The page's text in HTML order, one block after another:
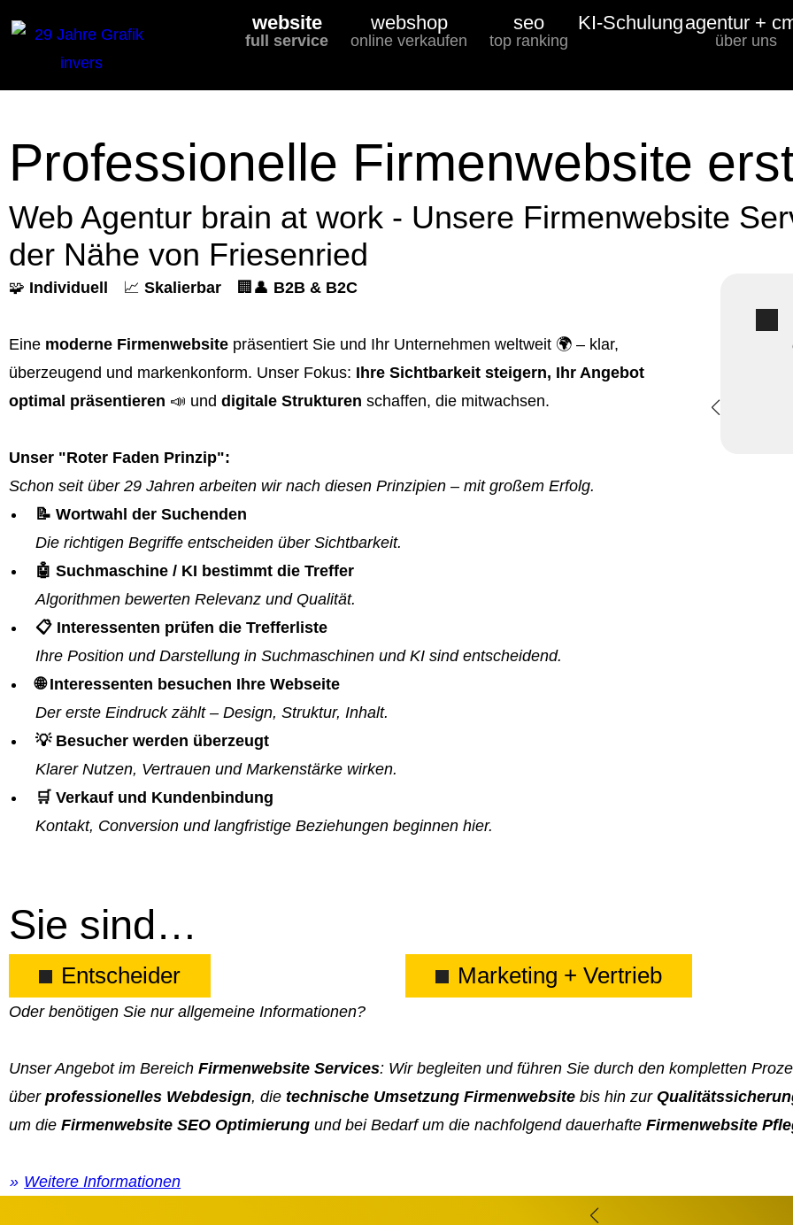
website
full service
webshop
online verkaufen
seo
top ranking
KI-Schulungagentur +
über uns
Professionelle Firmenwebsite
Web Agentur brain at work - Unsere Firmenwebsite
der Nähe von Friesenried
🧩 Individuell 📈 Skalierbar 🏢👤 B2B & B2C
Eine moderne Firmenwebsite präsentiert Sie und Ihr Unternehmen weltweit 🌍 – klar,
überzeugend und markenkonform. Unser Fokus: Ihre Sichtbarkeit steigern, Ihr Angebot
optimal präsentieren 📣 und digitale Strukturen schaffen, die mitwachsen.
Unser "Roter Faden Prinzip":
Schon seit über 29 Jahren arbeiten wir nach diesen Prinzipien – mit großem Erfolg.
📝 Wortwahl der Suchenden
Die richtigen Begriffe entscheiden über Sichtbarkeit.
🤖 Suchmaschine / KI bestimmt die Treffer
Algorithmen bewerten Relevanz und Qualität.
📋 Interessenten prüfen die Trefferliste
Ihre Position und Darstellung in Suchmaschinen und KI sind entscheidend.
🌐 Interessenten besuchen Ihre Webseite
Der erste Eindruck zählt – Design, Struktur, Inhalt.
💡 Besucher werden überzeugt
Klarer Nutzen, Vertrauen und Markenstärke wirken.
🛒 Verkauf und Kundenbindung
Kontakt, Conversion und langfristige Beziehungen beginnen hier.
Sie sind…
Entscheider Marketing + Vertrieb
Oder benötigen Sie nur allgemeine Informationen?
Unser Angebot im Bereich Firmenwebsite Services: Wir begleiten und führen Sie durch den kompletten
überprofessionelles Webdesign, die technische Umsetzung Firmenwebsite bis hin zur
um die Firmenwebsite SEO Optimierung und bei Bedarf um die nachfolgend dauerhafte Firmenwebsite
Weitere Informationen